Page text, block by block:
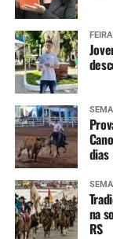
dias
na
RS